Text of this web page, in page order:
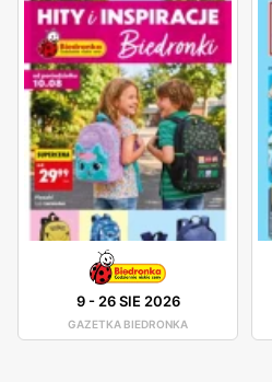
poszerza swoją ofertę, dbając o
bieżąco z najnowszymi
asortymencie sklepu znajdują
marek, co gwarantuje wysoką
Firma oferuje również
oraz wsparcie posprzedażowe,
dla klientów, którzy chcą mieć
właściwego wyboru.
również dużym atutem sieci.
dogodnych punktach, co
posiada zarówno sklepy
internetowy, co pozwala na
9-26 SIE 2026
GAZETKA BIEDRONKA